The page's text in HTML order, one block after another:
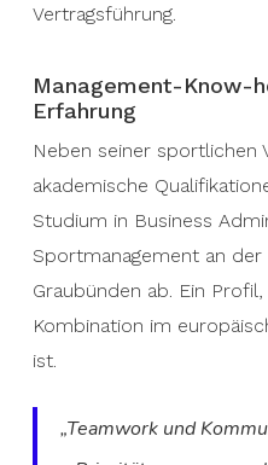
Vertragsführung.
Management-Know-
Erfahrung
Neben seiner sportlichen
akademische
Studium in Business
Sportmanagement an der
Graubünden ab. Ein
Kombination im
ist.
„Teamwork und